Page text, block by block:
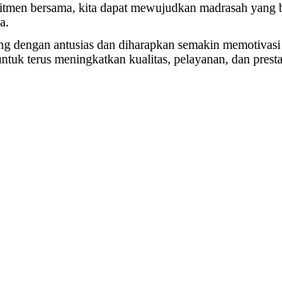
bersama, kita dapat mewujudkan madrasah yang
dengan antusias dan diharapkan semakin
terus meningkatkan kualitas, pelayanan, dan